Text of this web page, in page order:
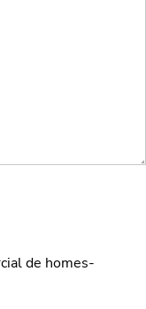
de homes-